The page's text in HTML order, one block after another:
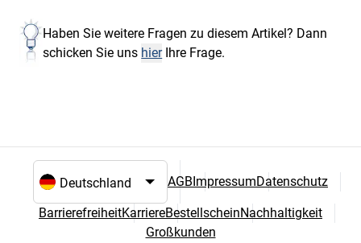
Haben Sie weitere Fragen zu diesem Artikel? Dann
schicken Sie uns hierIhre Frage.
Sprach- und Landesauswahl
AGBImpressumDatenschutz
BarrierefreiheitKarriereBestellscheinNachhaltigkeit
Großkunden